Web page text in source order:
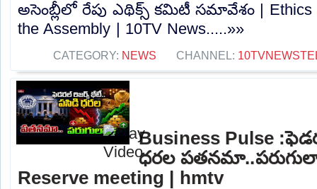
అసెంబ్లీలో రేపు ఎథిక్స్ కమిటీ సమావేశం | Ethics
the Assembly | 10TV News.....»»
CATEGORY: NEWS CHANNEL:
Business Pulse
ధరల
Reserve meeting | hmtv